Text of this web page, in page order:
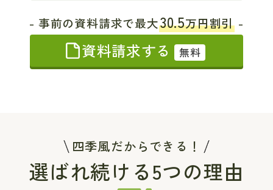
- 事前の資料請求で最大30.5万円割引 -
資料請求する 無料
四季風だからできる！
選ばれ続ける5つの理由